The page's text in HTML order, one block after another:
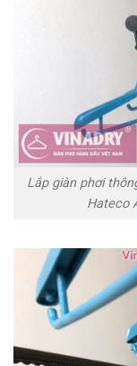
Lắp giàn phơi
Hateco